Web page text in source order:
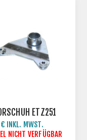
ETZ251
INKL. MWST.
NICHT VERFÜGBAR